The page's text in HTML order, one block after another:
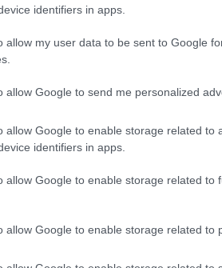
identifiers in apps.
allow my user data to be sent to Google
allow Google to send me personalized
allow Google to enable storage related to
identifiers in apps.
allow Google to enable storage related to
allow Google to enable storage related to
ο γραμματέας της ΝΔ
- 23:18
για τις
της ΝΔ: “Ο
δεν
πρόκειται για βανδαλισμούς. Δεν